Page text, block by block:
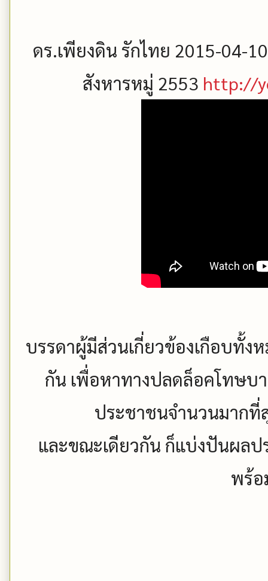
ดร.เพียงดิน รักไทย 2015-04-
สังหารหมู่ 2553 http://
บรรดาผู้มีส่วนเกี่ยวข้องเกือบทั้ง
กัน เพื่อหาทางปลดล็อคโทษบ
ประชาชนจำนวนมากที่
และขณะเดียวกัน ก็แบ่งปันผล
พร้อ